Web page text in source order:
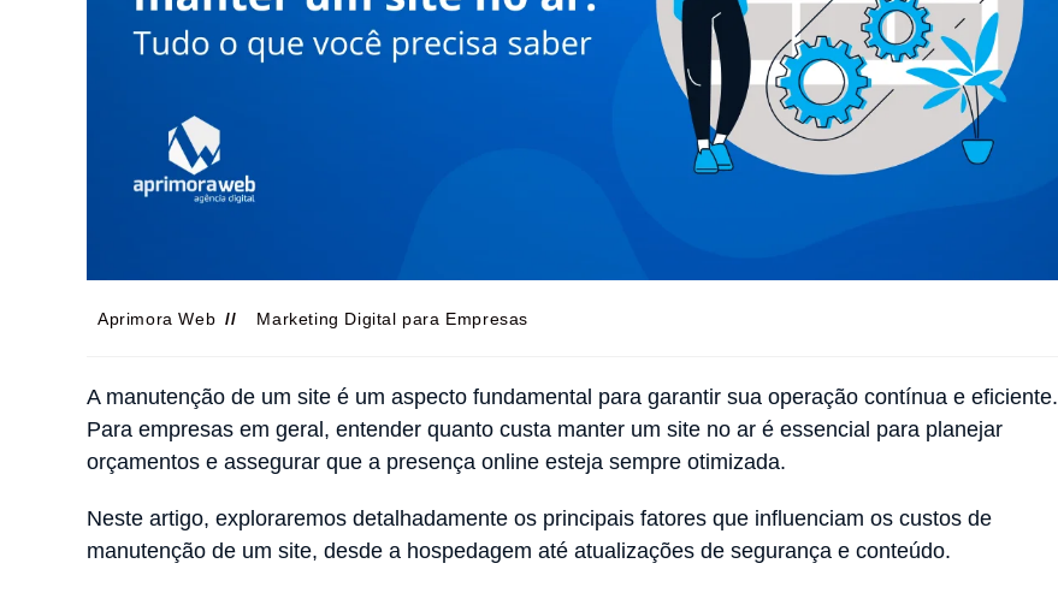
Aprimora Web Marketing Digital para Empresas
A manutenção de um site é um aspecto fundamental para garantir sua operação contínua e eficiente.
Para empresas em geral, entender quanto custa manter um site no ar é essencial para planejar
orçamentos e assegurar que a presença online esteja sempre otimizada.
Neste artigo, exploraremos detalhadamente os principais fatores que influenciam os custos de
manutenção de um site, desde a hospedagem até atualizações de segurança e conteúdo.